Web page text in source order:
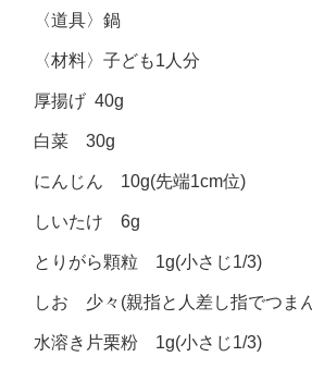
〈道具〉鍋
〈材料〉子ども1人分
厚揚げ 40g
白菜 30g
にんじん 10g(先端1cm位)
しいたけ 6g
とりがら顆粒 1g(小さじ1/3)
しお 少々(親指と人差し指でつま
水溶き片栗粉 1g(小さじ1/3)